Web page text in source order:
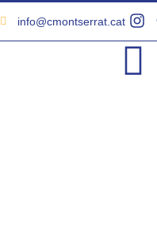
info@cmontserrat.cat